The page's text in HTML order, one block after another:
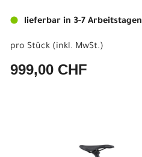
lieferbar in 3-7 Arbeitstagen
pro Stück (inkl. MwSt.)
999,00 CHF